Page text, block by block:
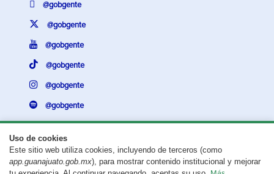
Uso de cookies
Este sitio web utiliza cookies, incluyendo de terceros (como
app.guanajuato.gob.mx), para mostrar contenido institucional y mejorar
@gobgente
@gobgente
@gobgente
@gobgente
@gobgente
@gobgente
¿Existe algún problema con esta página?Repórtalo aquí.